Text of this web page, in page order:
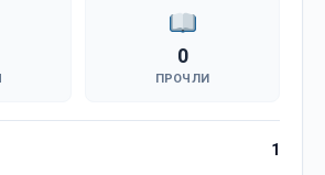
0
ПРОЧЛИ
1